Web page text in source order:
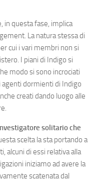
in questa fase, implica
La natura stessa di
cui i vari membri non si
I piani di Indigo si
modo si sono incrociati
agenti dormienti di Indigo
creati dando luogo alle
solitario che
scelta la sta portando a
alcuni di essi relativa alla
iniziamo ad avere la
scatenata dal